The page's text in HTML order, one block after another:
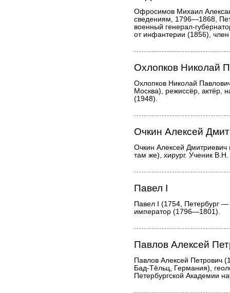
Офросимов Михаил
сведениям, 1796—1868,
военный генерал-
от инфантерии (1856), член
Охлопков Николай
Охлопков Николай
Москва), режиссёр, актёр,
(1948).
Очкин Алексей
Очкин Алексей
там же), хирург. Ученик В.Н.
Павел I
Павел I (1754, Петербург
император (1796—1801).
Павлов Алексей
Павлов Алексей Петрович
Бад-Тёльц, Германия),
Петербургской Академии